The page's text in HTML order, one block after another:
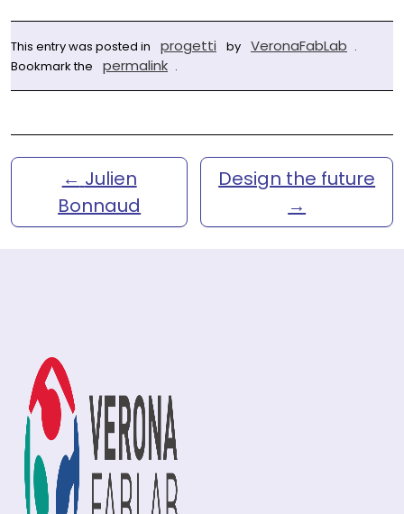
This entry was posted in progetti by VeronaFabLab .
Bookmark the
permalink .
← Julien
Bonnaud
Design the future
→